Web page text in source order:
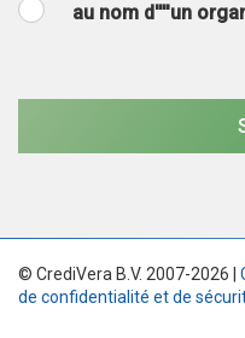
au nom d''''un
© CrediVera B.V. 2007-2026 |
de confidentialité et de